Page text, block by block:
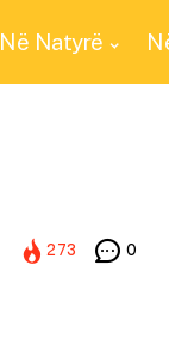
Në Natyrë
273 0